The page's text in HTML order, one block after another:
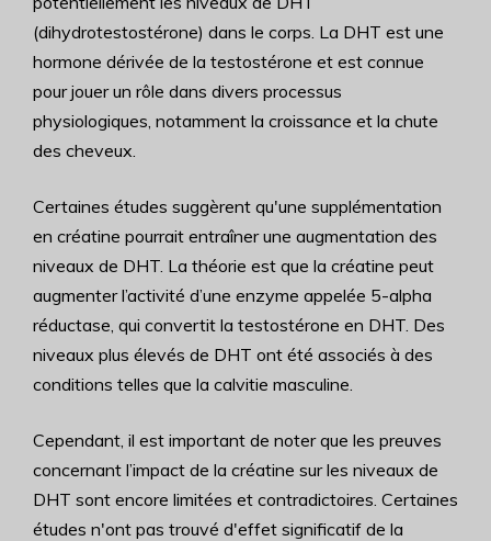
(dihydrotestostérone) dans le corps. La DHT est une
hormone dérivée de la testostérone et est connue
pour jouer un rôle dans divers processus
physiologiques, notamment la croissance et la chute
des cheveux.
Certaines études suggèrent qu'une supplémentation
en créatine pourrait entraîner une augmentation des
niveaux de DHT. La théorie est que la créatine peut
augmenter l’activité d’une enzyme appelée 5-alpha
réductase, qui convertit la testostérone en DHT. Des
niveaux plus élevés de DHT ont été associés à des
conditions telles que la calvitie masculine.
Cependant, il est important de noter que les preuves
concernant l’impact de la créatine sur les niveaux de
DHT sont encore limitées et contradictoires. Certaines
études n'ont pas trouvé d'effet significatif de la